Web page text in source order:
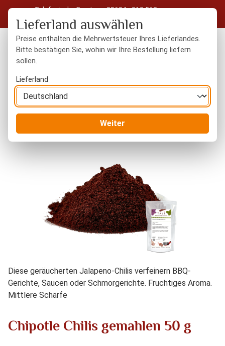
Zum Hauptinhalt springen
Telefonische Beratung: 05604 - 919 563
Kostenloser Versand in Deutschland ab 50 € Warenwert
Diese geräucherten Jalapeno-Chilis verfeinern BBQ-
Gerichte, Saucen oder Schmorgerichte. Fruchtiges Aroma.
Mittlere Schärfe
Chipotle Chilis gemahlen 50 g
Lieferland auswählen
Preise enthalten die Mehrwertsteuer Ihres Lieferlandes.
Bitte bestätigen Sie, wohin wir Ihre Bestellung liefern
sollen.
Lieferland
Weiter